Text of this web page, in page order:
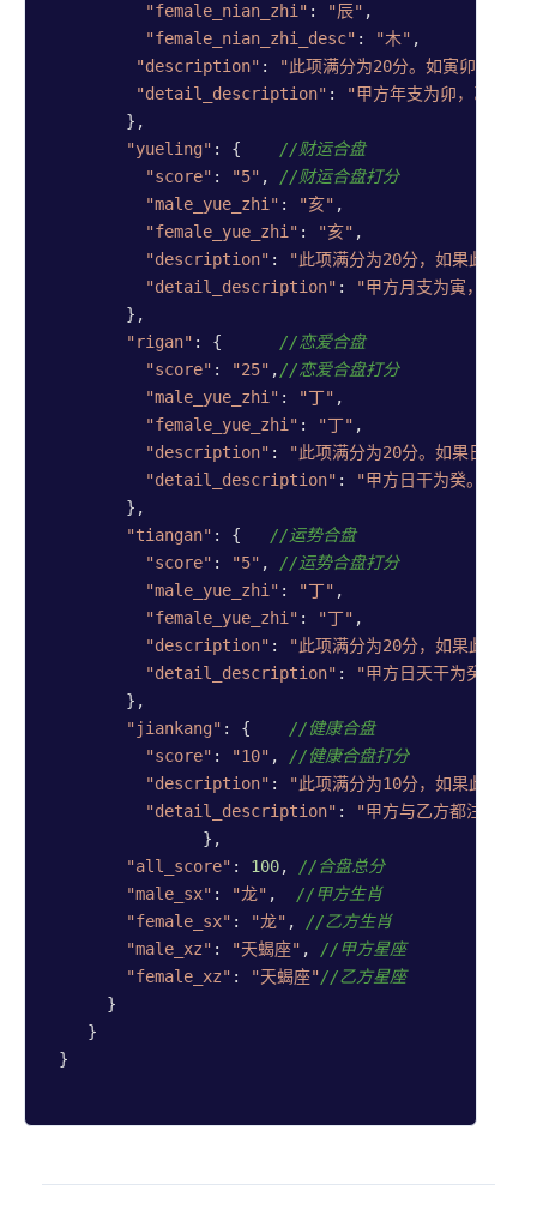
"female_nian_zhi" : "辰" ,
"female_nian_zhi_desc" : "木" ,
"description" :
"此项满分为20分。如寅卯辰会
"detail_description" :
"甲方年支为卯，乙方
        },
"yueling" : { //财运合盘
"score" : "5" , //财运合盘打分
"male_yue_zhi" : "亥" ,
"female_yue_zhi" : "亥" ,
"description" :
"此项满分为20分，如果此项分
"detail_description" :
"甲方月支为寅，乙方
        },
"rigan" : { //恋爱合盘
"score" : "25" ,//恋爱合盘打分
"male_yue_zhi" : "丁" ,
"female_yue_zhi" : "丁" ,
"description" :
"此项满分为20分。如果日干
"detail_description" :
"甲方日干为癸。五行
        },
"tiangan" : { //运势合盘
"score" : "5" , //运势合盘打分
"male_yue_zhi" : "丁" ,
"female_yue_zhi" : "丁" ,
"description" :
"此项满分为20分，如果此项分
"detail_description" :
"甲方日天干为癸，乙
        },
"jiankang" : { //健康合盘
"score" : "10" , //健康合盘打分
"description" :
"此项满分为10分，如果此项分
"detail_description" :
"甲方与乙方都注重身
"all_score" : 100, //合盘总分
"male_sx" : "龙" , //甲方生肖
"female_sx" : "龙" , //乙方生肖
"male_xz" : "天蝎座" , //甲方星座
"female_xz" : "天蝎座"//乙方星座
      }
    }
}